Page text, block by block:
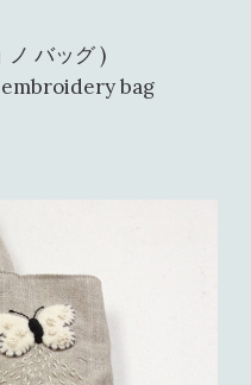
ノ バッグ )
bag